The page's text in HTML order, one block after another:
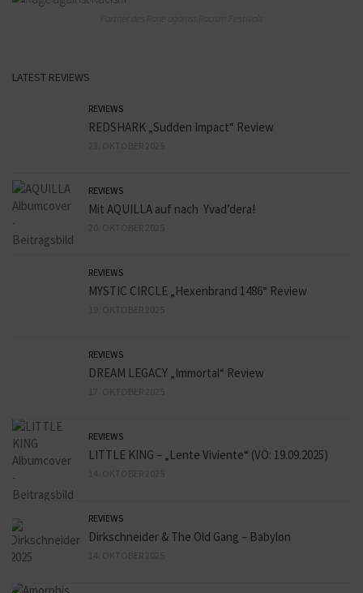
LATEST REVIEWS
REVIEWS
REDSHARK „Sudden Impact“ Review
REVIEWS
Mit AQUILLA auf nach Yvad’dera!
REVIEWS
MYSTIC CIRCLE „Hexenbrand 1486“ Review
REVIEWS
DREAM LEGACY „Immortal“ Review
REVIEWS
LITTLE KING – „Lente Viviente“ (VÖ: 19.09.2025)
REVIEWS
Dirkschneider & The Old Gang – Babylon